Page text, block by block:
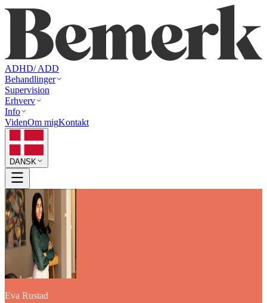
ADHD/ ADD
Behandlinger
Supervision
Erhverv
Info
VidenOm migKontakt
DANSK
Eva Rustad